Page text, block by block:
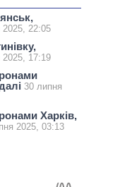
2025, 22:05
2025, 17:19
30 липня
Харків,
2025, 03:13